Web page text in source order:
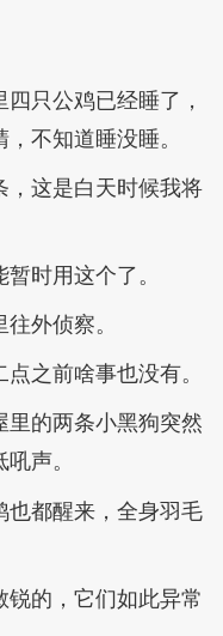
只公鸡已经睡了，
不知道睡没睡。
，这是白天时候我将
时用这个了。
外侦察。
之前啥事也没有。
里的两条小黑狗突然
声。
也都醒来，全身羽毛
锐的，它们如此异常